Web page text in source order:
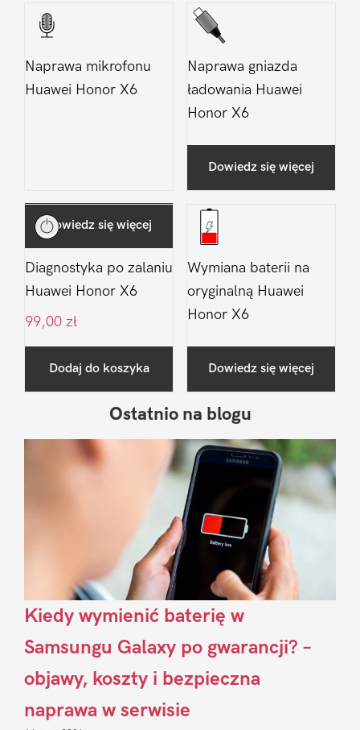
Naprawa mikrofonu
Huawei Honor X6
Dowiedz się więcej
Naprawa gniazda
ładowania Huawei
Honor X6
Dowiedz się więcej
Diagnostyka po zalaniu
Huawei Honor X6
99,00 zł
Dodaj do koszyka
Wymiana baterii na
oryginalną Huawei
Honor X6
Dowiedz się więcej
Sidebar
Ostatnio na blogu
Kiedy wymienić baterię w
Samsungu Galaxy po gwarancji? –
objawy, koszty i bezpieczna
naprawa w serwisie